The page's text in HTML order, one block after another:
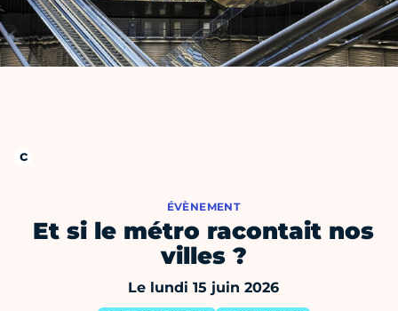
ÉVÈNEMENT
Et si le métro racontait nos
villes ?
Le lundi 15 juin 2026